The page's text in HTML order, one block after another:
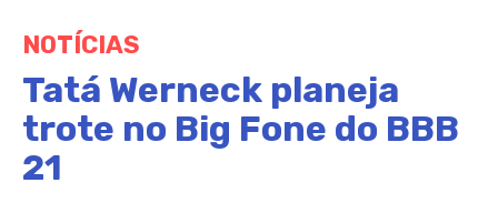
NOTÍCIAS
Tatá Werneck planeja
trote no Big Fone do BBB
21